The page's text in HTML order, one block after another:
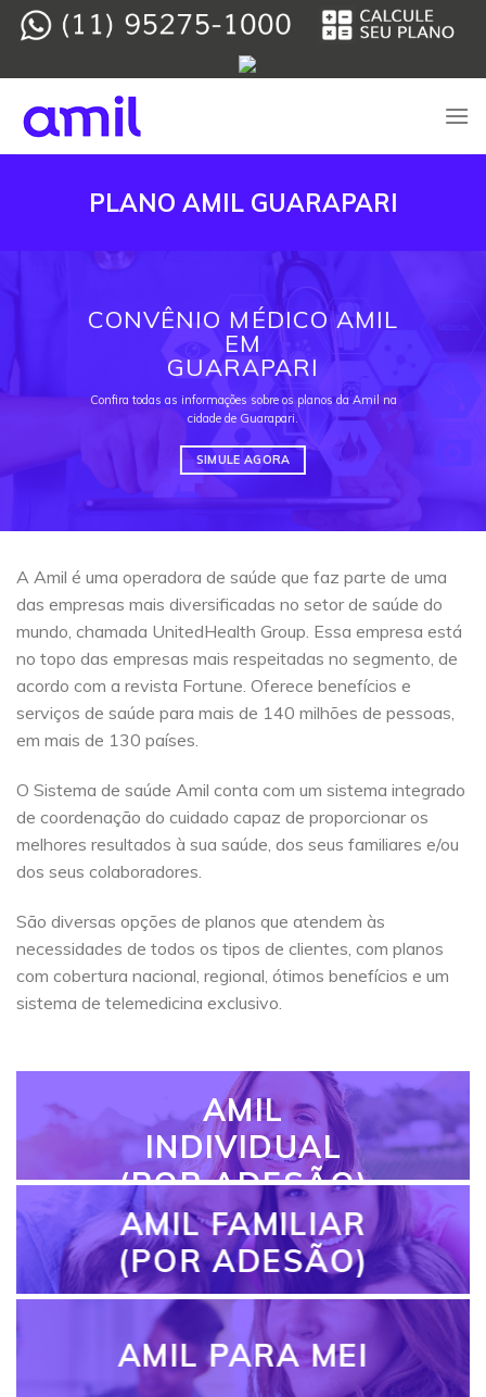
Skip
PLANO AMIL GUARAPARI
CONVÊNIO MÉDICO AMIL
EM
GUARAPARI
Confira todas as informações sobre os planos da Amil na
cidade de Guarapari.
SIMULE AGORA
A Amil é uma operadora de saúde que faz parte de uma
das empresas mais diversificadas no setor de saúde do
mundo, chamada UnitedHealth Group. Essa empresa está
no topo das empresas mais respeitadas no segmento, de
acordo com a revista Fortune. Oferece benefícios e
serviços de saúde para mais de 140 milhões de pessoas,
em mais de 130 países.
O Sistema de saúde Amil conta com um sistema integrado
de coordenação do cuidado capaz de proporcionar os
melhores resultados à sua saúde, dos seus familiares e/ou
dos seus colaboradores.
São diversas opções de planos que atendem às
necessidades de todos os tipos de clientes, com planos
com cobertura nacional, regional, ótimos benefícios e um
sistema de telemedicina exclusivo.
AMIL
INDIVIDUAL
(POR ADESÃO)
AMIL FAMILIAR
(POR ADESÃO)
AMIL PARA MEI